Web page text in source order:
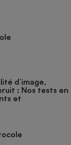
d’image,
: Nos tests en
et